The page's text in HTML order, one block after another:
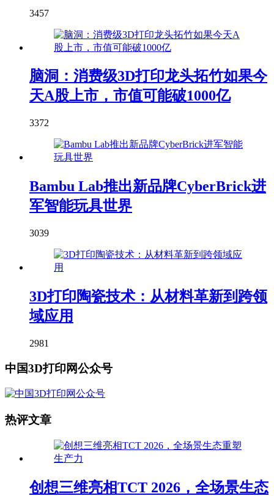
3457
脑洞：消费级3D打印龙头拓竹如果今
天A股上市，市值可能破1000亿
3372
Bambu Lab推出新品牌CyberBrick进
军智能玩具世界
3039
3D打印陶瓷技术：从材料革新到跨领
域应用
2981
中国3D打印网公众号
热评文章
创想三维亮相TCT 2026，全场景生态